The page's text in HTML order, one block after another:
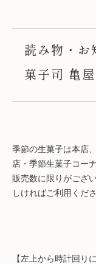
読み物・お
菓子司 亀
季節の生菓子は本店
店・季節生菓子コー
販売数に限りがござ
しければご利用くだ
【左上から時計回りに